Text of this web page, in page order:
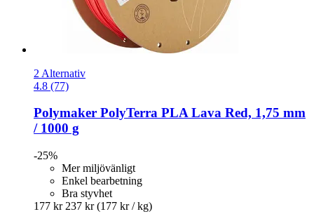
2 Alternativ
4.8 (77)
Polymaker PolyTerra PLA Lava Red, 1,75 mm
/ 1000 g
-25%
Mer miljövänligt
Enkel bearbetning
Bra styvhet
177 kr 237 kr (177 kr / kg)